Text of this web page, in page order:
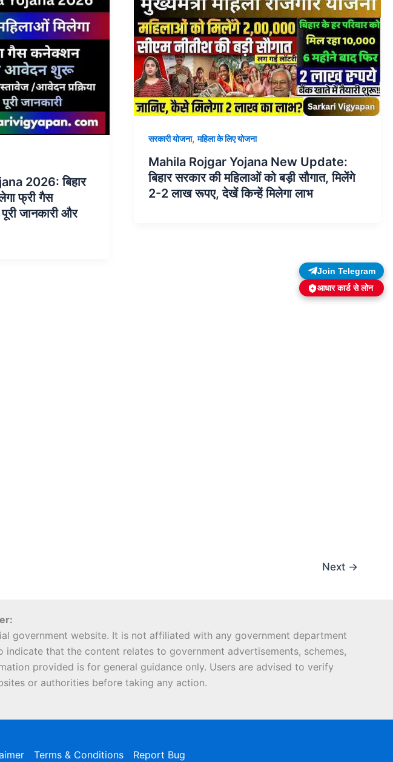
2026: बिहार
फ्री गैस
जानकारी और
सरकारी योजना,महिला के लिए योजना
Mahila Rojgar Yojana New Update:
बिहार सरकार की महिलाओं को बड़ी सौगात, मिलेंगे
2-2 लाख रूपए, देखें किन्हें मिलेगा लाभ
Next →
government website. It is not affiliated with any government department
that the content relates to government advertisements, schemes,
provided is for general guidance only. Users are advised to verify
or authorities before taking any action.
Terms & Conditions Report Bug
Join Telegram
आधार कार्ड से लोन